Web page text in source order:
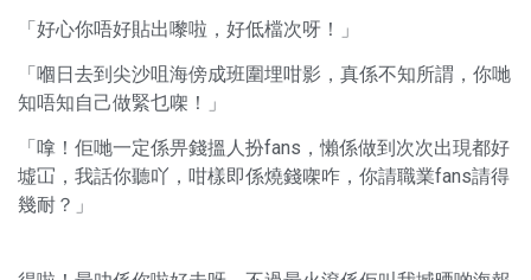
「好心你唔好貼出嚟啦，好低檔次呀！」
「嗰日去到尖沙咀海傍成班圍埋咁影，真係不知所謂，你哋
知唔知自己做緊乜㗎！」
「嗱！佢哋一定係畀錢搵人扮fans，懶係做到次次出現都好
墟冚，我話你聽吖，咁樣即係燒錢㗎咋，你請職業fans請得
幾耐？」